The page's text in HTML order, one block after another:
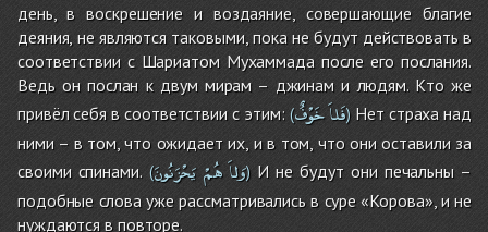
день, в воскрешение и воздаяние, совершающие благие
деяния, не являются таковыми, пока не будут действовать в
соответствии с Шариатом Мухаммада после его послания.
Ведь он послан к двум мирам – джинам и людям. Кто же
привёл себя в соответствии с этим:( فَلاَخَوْفٌ )Нет страха над
ними – в том, что ожидает их, и в том, что они оставили за
своими спинами. ( وَلاَهُمْ يَحْزَنُونَ ) И не будут они печальны –
подобные слова уже рассматривались в суре «Корова», и не
нуждаются в повторе.